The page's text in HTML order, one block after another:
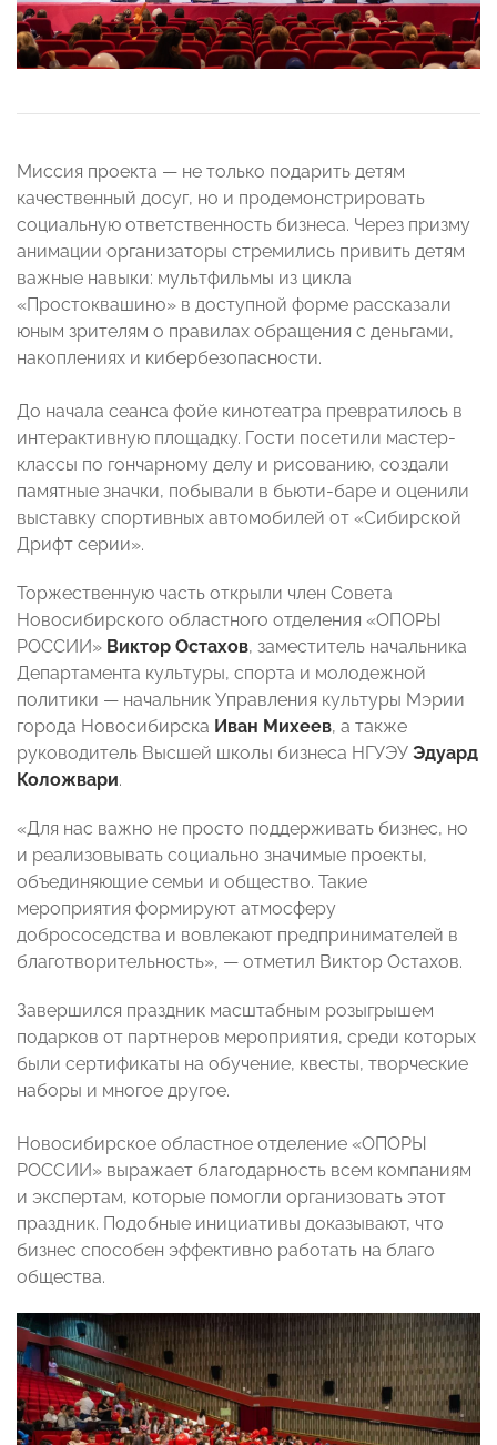
Миссия проекта — не только подарить детям
качественный досуг, но и продемонстрировать
социальную ответственность бизнеса. Через призму
анимации организаторы стремились привить детям
важные навыки: мультфильмы из цикла
«Простоквашино» в доступной форме рассказали
юным зрителям о правилах обращения с деньгами,
накоплениях и кибербезопасности.
До начала сеанса фойе кинотеатра превратилось в
интерактивную площадку. Гости посетили мастер-
классы по гончарному делу и рисованию, создали
памятные значки, побывали в бьюти-баре и оценили
выставку спортивных автомобилей от «Сибирской
Дрифт серии».
Торжественную часть открыли член Совета
Новосибирского областного отделения «ОПОРЫ
РОССИИ» Виктор Остахов, заместитель начальника
Департамента культуры, спорта и молодежной
политики — начальник Управления культуры Мэрии
города Новосибирска Иван Михеев, а также
руководитель Высшей школы бизнеса НГУЭУ Эдуард
Коложвари.
«Для нас важно не просто поддерживать бизнес, но
и реализовывать социально значимые проекты,
объединяющие семьи и общество. Такие
мероприятия формируют атмосферу
добрососедства и вовлекают предпринимателей в
благотворительность», — отметил Виктор Остахов.
Завершился праздник масштабным розыгрышем
подарков от партнеров мероприятия, среди которых
были сертификаты на обучение, квесты, творческие
наборы и многое другое.
Новосибирское областное отделение «ОПОРЫ
РОССИИ» выражает благодарность всем компаниям
и экспертам, которые помогли организовать этот
праздник. Подобные инициативы доказывают, что
бизнес способен эффективно работать на благо
общества.